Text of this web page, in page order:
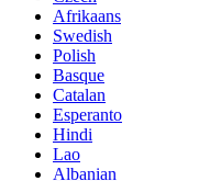
Afrikaans
Swedish
Polish
Basque
Catalan
Esperanto
Hindi
Lao
Albanian